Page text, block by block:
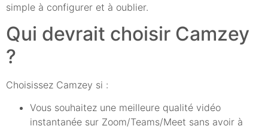
simple à configurer et à oublier.
Qui devrait choisir Camzey
?
Choisissez Camzey si :
Vous souhaitez une meilleure qualité vidéo
instantanée sur Zoom/Teams/Meet sans avoir à